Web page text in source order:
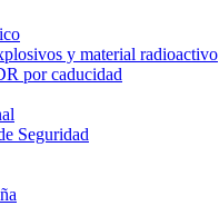
y material radioactivo
por caducidad
Seguridad